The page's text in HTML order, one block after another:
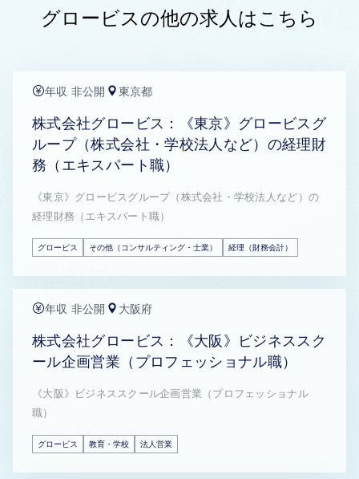
グロービスの他の求人はこちら
年収 非公開 東京都
株式会社グロービス：《東京》グロービスグ
ループ（株式会社・学校法人など）の経理財
務（エキスパート職）
《東京》グロービスグループ（株式会社・学校法人など）の
経理財務（エキスパート職）
グロービス その他（コンサルティング・士業） 経理（財務会計）
年収 非公開 大阪府
株式会社グロービス：《大阪》ビジネススク
ール企画営業（プロフェッショナル職）
《大阪》ビジネススクール企画営業（プロフェッショナル
職）
グロービス 教育・学校 法人営業